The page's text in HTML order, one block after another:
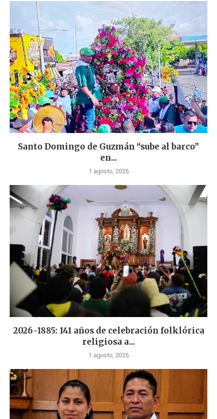
Santo Domingo de Guzmán “sube al barco”
en...
1 agosto, 2026
2026-1885: 141 años de celebración folklórica
religiosa a...
1 agosto, 2026